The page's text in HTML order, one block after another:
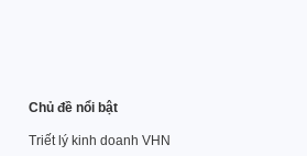
Chủ đề nổi bật
Triết lý kinh doanh VHN